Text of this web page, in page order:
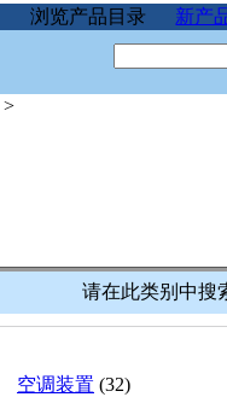
浏览产品目录 新产
>
请在此类别中搜
空调装置 (32)